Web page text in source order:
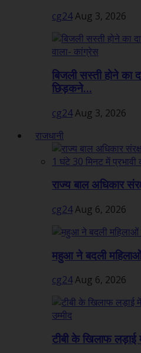
cg24Aug 3, 2026
बिजली सस्ती होने
छिड़कने...
cg24Aug 3, 2026
राजधानी
राज्य बाल अधिकार
cg24Aug 6, 2026
महुआ ने बदली महिलाओं
cg24Aug 6, 2026
टीबी के खिलाफ